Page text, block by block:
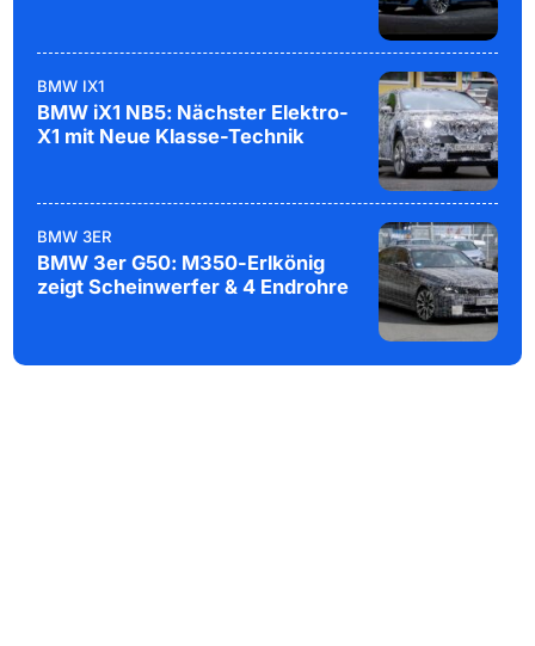
BMW IX1
BMW iX1 NB5: Nächster Elektro-
X1 mit Neue Klasse-Technik
BMW 3ER
BMW 3er G50: M350-Erlkönig
zeigt Scheinwerfer & 4 Endrohre